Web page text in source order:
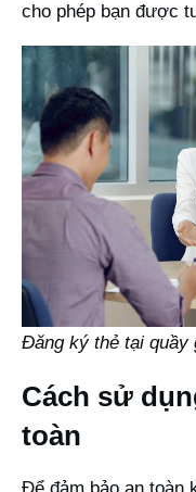
cho phép bạn được
Đăng ký thẻ tại quầy
Cách sử
toàn